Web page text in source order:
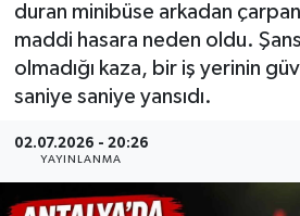
duran minibüse arkadan
maddi hasara neden oldu.
olmadığı kaza, bir iş yerinin
saniye saniye yansıdı.
02.07.2026 - 20:26
YAYINLANMA
E-Gazete
Haber Arşivi